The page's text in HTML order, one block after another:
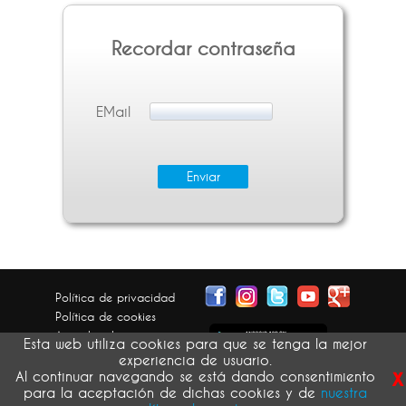
Esta web utiliza cookies para que se tenga la mejor
experiencia de usuario.
Al continuar navegando se está dando consentimiento
para la aceptación de dichas cookies y de nuestra
x
Recordar contraseña
EMail
Política de privacidad
Política de cookies
Aviso legal
Condiciones generales
Devolución pedidos
atribución de imágenes